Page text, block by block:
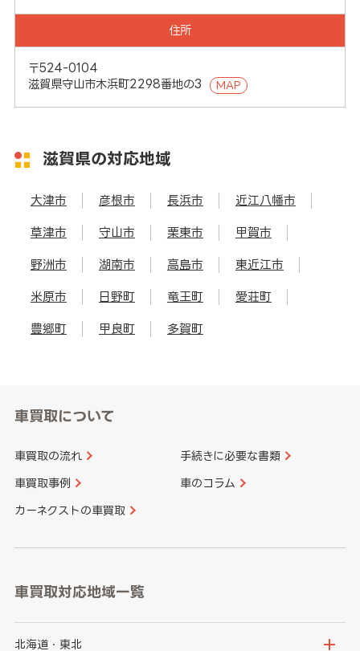
住所
〒524-0104
滋賀県守山市木浜町2298番地の3
MAP
滋賀県の対応地域
大津市 彦根市 長浜市 近江八幡市
草津市 守山市 栗東市 甲賀市
野洲市 湖南市 高島市 東近江市
米原市 日野町 竜王町 愛荘町
豊郷町 甲良町 多賀町
車買取について
車買取の流れ 手続きに必要な書類
車買取事例 車のコラム
カーネクストの車買取
車買取対応地域一覧
北海道・東北